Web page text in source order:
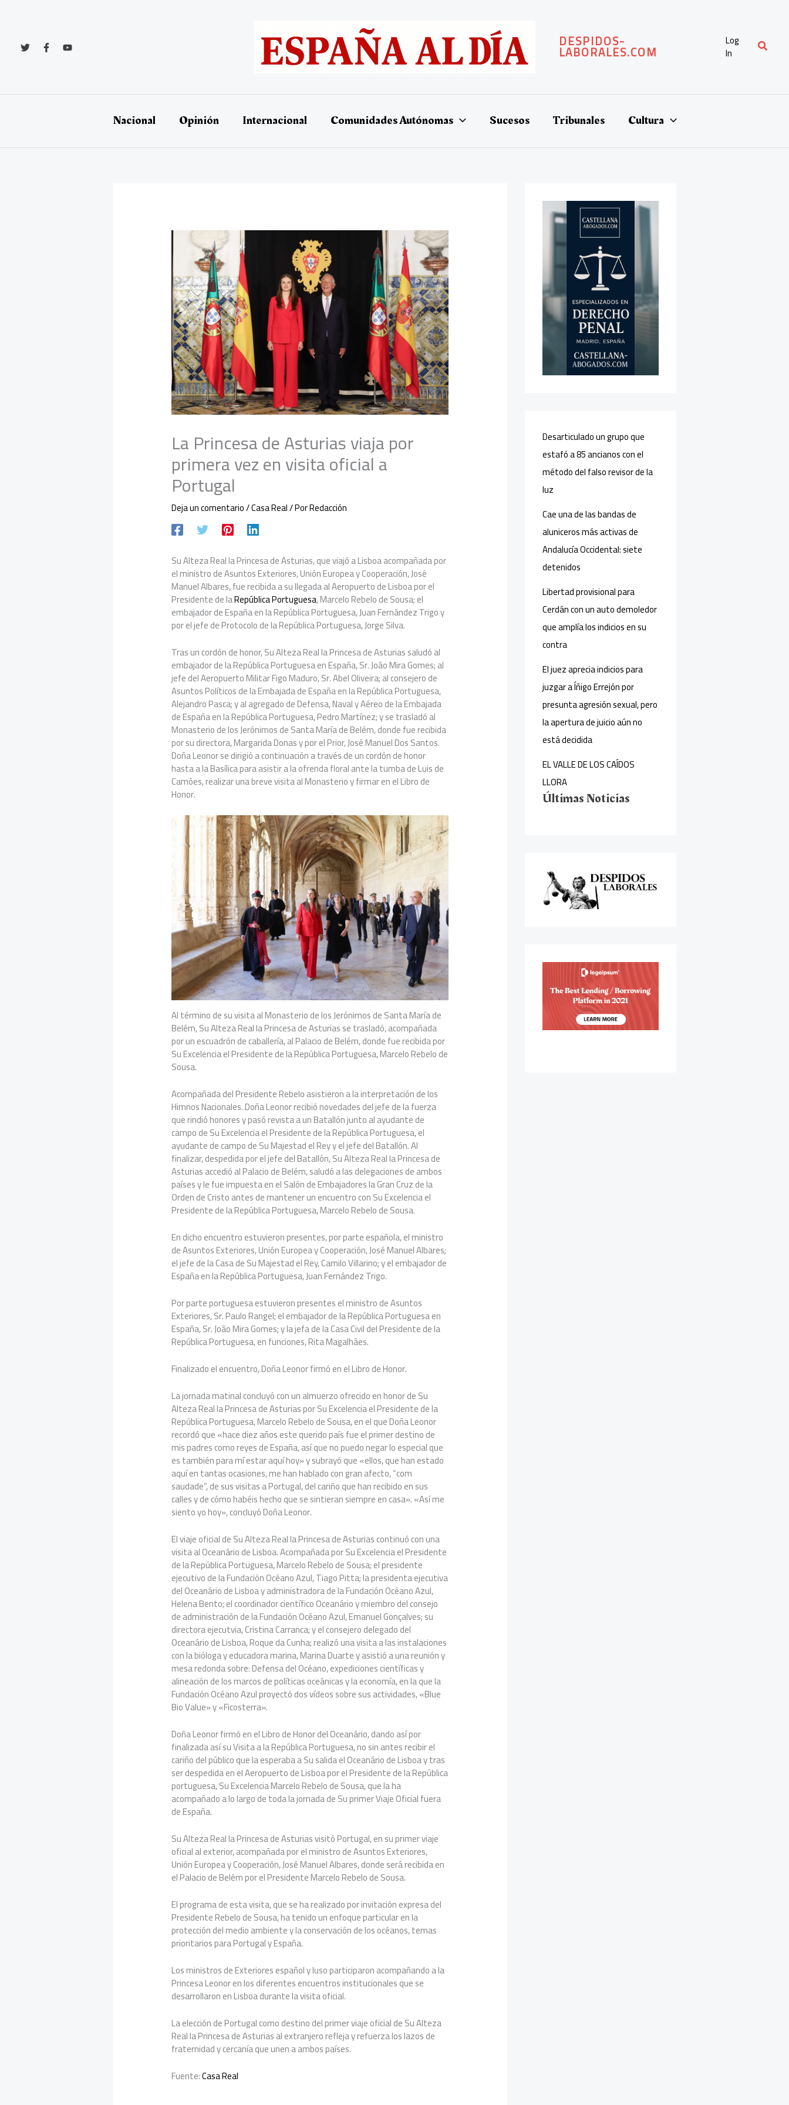
DESPIDOS-
LABORALES.COM
Log
In Buscar
Nacional Opinión Internacional Comunidades Autónomas Sucesos Tribunales Cultura
La Princesa de Asturias viaja por
primera vez en visita oficial a
Portugal
Deja un comentario/Casa Real/ PorRedacción
Su Alteza Real la Princesa de Asturias, que viajó a Lisboa acompañada por
el ministro de Asuntos Exteriores, Unión Europea y Cooperación, José
Manuel Albares, fue recibida a su llegada al Aeropuerto de Lisboa por el
Presidente de laRepública Portuguesa, Marcelo Rebelo de Sousa; el
embajador de España en la República Portuguesa, Juan Fernández Trigo y
por el jefe de Protocolo de la República Portuguesa, Jorge Silva.
Tras un cordón de honor, Su Alteza Real la Princesa de Asturias saludó al
embajador de la República Portuguesa en España, Sr. João Mira Gomes; al
jefe del Aeropuerto Militar Figo Maduro, Sr. Abel Oliveira; al consejero de
Asuntos Políticos de la Embajada de España en la República Portuguesa,
Alejandro Pasca; y al agregado de Defensa, Naval y Aéreo de la Embajada
de España en la República Portuguesa, Pedro Martínez; y se trasladó al
Monasterio de los Jerónimos de Santa María de Belém, donde fue recibida
por su directora, Margarida Donas y por el Prior, José Manuel Dos Santos.
Doña Leonor se dirigió a continuación a través de un cordón de honor
hasta a la Basílica para asistir a la ofrenda floral ante la tumba de Luis de
Camões, realizar una breve visita al Monasterio y firmar en el Libro de
Honor.
​Al término de su visita al Monasterio de los Jerónimos de Santa María de
Belém, Su Alteza Real la Princesa de Asturias se trasladó, acompañada
por un escuadrón de caballería, al Palacio de Belém, donde fue recibida por
Su Excelencia el Presidente de la República Portuguesa, Marcelo Rebelo de
Sousa.
Acompañada del Presidente Rebelo asistieron a la interpretación de los
Himnos Nacionales. Doña Leonor recibió novedades del jefe de la fuerza
que rindió honores y pasó revista a un Batallón junto al ayudante de
campo de Su Excelencia el Presidente de la República Portuguesa, el
ayudante de campo de Su Majestad el Rey y el jefe del Batallón. Al
finalizar, despedida por el jefe del Batallón, Su Alteza Real la Princesa de
Asturias accedió al Palacio de Belém, saludó a las delegaciones de ambos
países y le fue impuesta en el Salón de Embajadores la Gran Cruz de la
Orden de Cristo antes de mantener un encuentro con Su Excelencia el
Presidente de la República Portuguesa, Marcelo Rebelo de Sousa.
En dicho encuentro estuvieron presentes, por parte española, el ministro
de Asuntos Exteriores, Unión Europea y Cooperación, José Manuel Albares;
el jefe de la Casa de Su Majestad el Rey, Camilo Villarino; y el embajador de
España en la República Portuguesa, Juan Fernández Trigo.
Por parte portuguesa estuvieron presentes el ministro de Asuntos
Exteriores, Sr. Paulo Rangel; el embajador de la República Portuguesa en
España, Sr. João Mira Gomes; y la jefa de la Casa Civil del Presidente de la
República Portuguesa, en funciones, Rita Magalhães.
Finalizado el encuentro, Doña Leonor firmó en el Libro de Honor.
La jornada matinal concluyó con un almuerzo ofrecido en honor de Su
Alteza Real la Princesa de Asturias por Su Excelencia el Presidente de la
República Portuguesa, Marcelo Rebelo de Sousa, en el que Doña Leonor
recordó que «hace diez años este querido país fue el primer destino de
mis padres como reyes de España, así que no puedo negar lo especial que
es también para mí estar aquí hoy» y subrayó que «ellos, que han estado
aquí en tantas ocasiones, me han hablado con gran afecto, “com
saudade”, de sus visitas a Portugal, del cariño que han recibido en sus
calles y de cómo habéis hecho que se sintieran siempre en casa». «Así me
siento yo hoy», concluyó Doña Leonor.
El viaje oficial de Su Alteza Real la Princesa de Asturias continuó con una
visita al Oceanário de Lisboa. Acompañada por Su Excelencia el Presidente
de la República Portuguesa, Marcelo Rebelo de Sousa; el presidente
ejecutivo de la Fundación Océano Azul, Tiago Pitta; la presidenta ejecutiva
del Oceanário de Lisboa y administradora de la Fundación Océano Azul,
Helena Bento; el coordinador científico Oceanário y miembro del consejo
de administración de la Fundación Océano Azul, Emanuel Gonçalves; su
directora ejecutvia, Cristina Carranca; y el consejero delegado del
Oceanário de Lisboa, Roque da Cunha; realizó una visita a las instalaciones
con la bióloga y educadora marina, Marina Duarte y asistió a una reunión y
mesa redonda sobre: Defensa del Océano, expediciones científicas y
alineación de los marcos de políticas oceánicas y la economía, en la que la
Fundación Océano Azul proyectó dos vídeos sobre sus actividades, «Blue
Bio Value» y «Ficosterra».
Doña Leonor firmó en el Libro de Honor del Oceanário, dando así por
finalizada así su Visita a la República Portuguesa, no sin antes recibir el
cariño del público que la esperaba a Su salida el Oceanário de Lisboa y tras
ser despedida en el Aeropuerto de Lisboa por el Presidente de la República
portuguesa, Su Excelencia Marcelo Rebelo de Sousa, que la ha
acompañado a lo largo de toda la jornada de Su primer Viaje Oficial fuera
de España.
Su Alteza Real la Princesa de Asturias visitó Portugal, en su primer viaje
oficial al exterior, acompañada por el ministro de Asuntos Exteriores,
Unión Europea y Cooperación, José Manuel Albares, donde será recibida en
el Palacio de Belém por el Presidente Marcelo Rebelo de Sousa.
El programa de esta visita, que se ha realizado por invitación expresa del
Presidente Rebelo de Sousa, ha tenido un enfoque particular en la
protección del medio ambiente y la conservación de los océanos, temas
prioritarios para Portugal y España.
Los ministros de Exteriores español y luso participaron acompañando a la
Princesa Leonor en los diferentes encuentros institucionales que se
desarrollaron en Lisboa durante la visita oficial.
La elección de Portugal como destino del primer viaje oficial de Su Alteza
Real la Princesa de Asturias al extranjero refleja y refuerza los lazos de
fraternidad y cercanía que unen a ambos países.
Fuente:Casa Real
Desarticulado un grupo que
estafó a 85 ancianos con el
método del falso revisor de la
luz
Cae una de las bandas de
aluniceros más activas de
Andalucía Occidental: siete
detenidos
Libertad provisional para
Cerdán con un auto demoledor
que amplía los indicios en su
contra
El juez aprecia indicios para
juzgar a Íñigo Errejón por
presunta agresión sexual, pero
la apertura de juicio aún no
está decidida
EL VALLE DE LOS CAÍDOS
LLORA
Últimas Noticias